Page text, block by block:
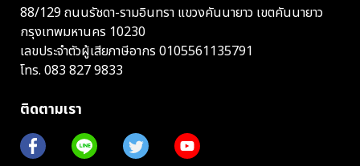
88/129 ถนนรัชดา-รามอินทรา แขวงคันนายาว เขตคันนายาว
กรุงเทพมหานคร 10230
เลขประจำตัวผู้เสียภาษีอากร 0105561135791
โทร. 083 827 9833
ติดตามเรา